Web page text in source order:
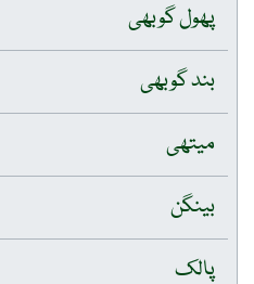
پھول گوبھی
بند گوبھی
میتھی
بینگن
پالک